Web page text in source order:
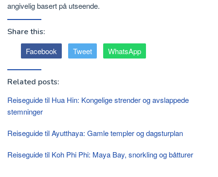
angivelig basert på utseende.
Share this:
Facebook Tweet WhatsApp
Related posts:
Reiseguide til Hua Hin: Kongelige strender og avslappede
stemninger
Reiseguide til Ayutthaya: Gamle templer og dagsturplan
Reiseguide til Koh Phi Phi: Maya Bay, snorkling og båtturer